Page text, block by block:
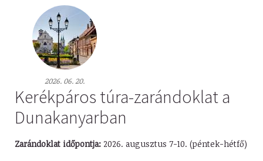
2026. 06. 20.
Kerékpáros túra-zarándoklat a
Dunakanyarban
Zarándoklat időpontja: 2026. augusztus 7-10. (péntek-hétfő)